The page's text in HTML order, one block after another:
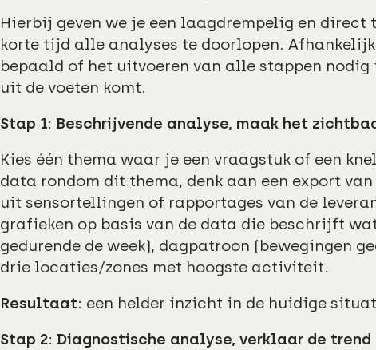
Hierbij geven we je een laagdrempelig en
korte tijd alle analyses te doorlopen.
bepaald of het uitvoeren van alle stappen
uit de voeten komt.
Stap 1: Beschrijvende analyse, maak het
Kies één thema waar je een vraagstuk of een
data rondom dit thema, denk aan een export
uit sensortellingen of rapportages van de
grafieken op basis van de data die beschrijft
gedurende de week), dagpatroon (bewegingen
drie locaties/zones met hoogste activiteit.
Resultaat: een helder inzicht in de huidige
Stap 2: Diagnostische analyse, verklaar de